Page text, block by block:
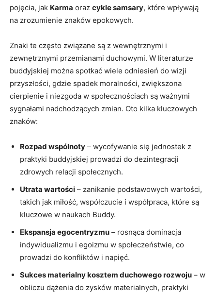
pojęcia,⁤ jak Karma ⁢oraz cykle samsary, które wpływają‌
na zrozumienie znaków epokowych.
Znaki te często związane są z wewnętrznymi i
zewnętrznymi⁣ przemianami duchowymi. W​ literaturze⁤
buddyjskiej można spotkać⁢ wiele ‌odniesień do wizji
‌przyszłości, gdzie spadek moralności, zwiększona
cierpienie i niezgoda ‍w​ społecznościach ⁤są ważnymi
sygnałami nadchodzących zmian. Oto kilka kluczowych
znaków:
Rozpad wspólnoty – wycofywanie się jednostek z
praktyki‌ buddyjskiej prowadzi do dezintegracji
zdrowych relacji społecznych.
Utrata wartości ‍– zanikanie podstawowych wartości,‍
takich jak⁤ miłość, współczucie i ⁣współpraca, które są
kluczowe w naukach⁣ Buddy.
Ekspansja egocentryzmu ‍– rosnąca dominacja
indywidualizmu i‌ egoizmu w społeczeństwie, co
prowadzi do ​konfliktów i napięć.
Sukces materialny‌ kosztem duchowego rozwoju –​ w⁢
obliczu dążenia do zysków materialnych, praktyki